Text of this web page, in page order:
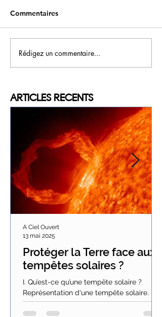
Commentaires
Rédigez un commentaire...
ARTICLES RECENTS
Protéger la Terre face aux
tempêtes solaires ?
I. Qu’est-ce qu’une tempête solaire ?
Représentation d'une tempête solaire.
Tous les onze ans environ, lorsque l’activité
solaire...
A Ciel Ouvert
13 mai 2025